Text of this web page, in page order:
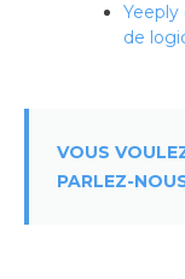
de
VOUS
PARLEZ-